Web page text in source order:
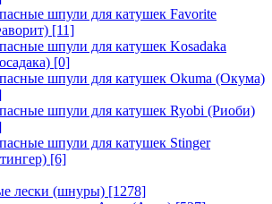
шпули для катушек Favorite
[11]
шпули для катушек Kosadaka
[0]
шпули для катушек Okuma (Окума)
шпули для катушек Ryobi (Риоби)
шпули для катушек Stinger
[6]
лески (шнуры) [1278]